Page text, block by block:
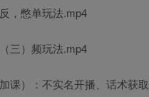
，憋单玩法.mp4
三）频玩法.mp4
课）：不实名开播、话术获